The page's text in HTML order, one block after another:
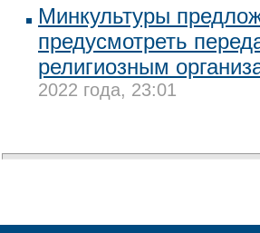
Минкультуры
предусмотреть
религиозным
2022 года, 23:01